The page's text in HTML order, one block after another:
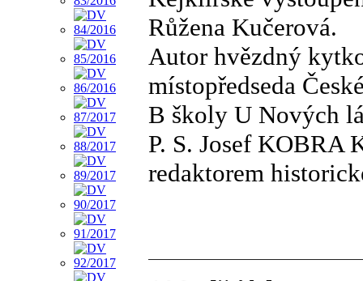
Růžena Kučerová.
Autor hvězdný
místopředseda
B školy U Nových
P. S. Josef KOBRA
redaktorem